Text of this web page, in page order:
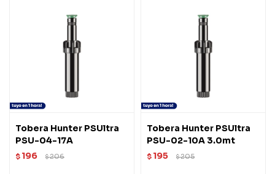
Tobera Hunter PSUltra
PSU-04-17A
$ 196 $206
Tobera Hunter PSUltra
PSU-02-10A 3.0mt
$ 195 $205